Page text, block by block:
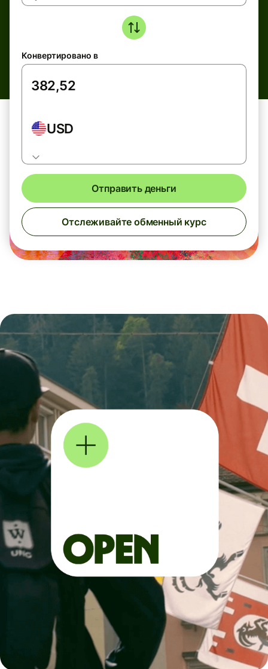
Конвертировано в
USD
Отправить деньги
Отслеживайте обменный курс